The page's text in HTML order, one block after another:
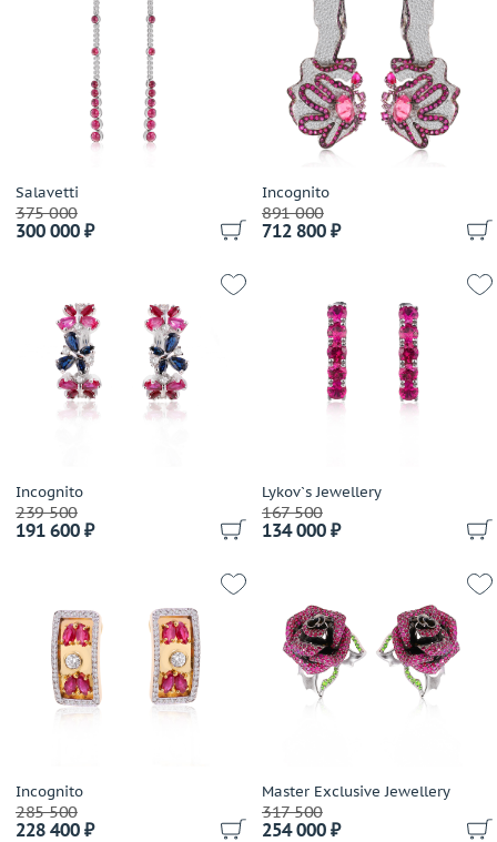
Salavetti
375 000
300 000 ₽
Incognito
891 000
712 800 ₽
Incognito
239 500
191 600 ₽
Lykov`s Jewellery
167 500
134 000 ₽
Incognito
285 500
228 400 ₽
Master Exclusive Jewellery
317 500
254 000 ₽